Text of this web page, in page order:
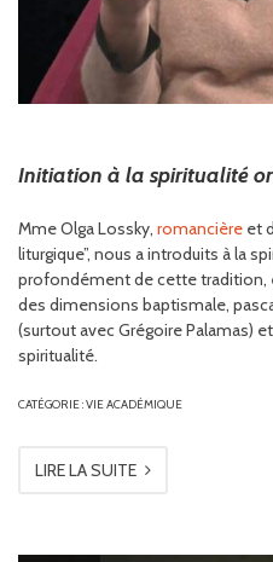
Initiation à la spiritualité
Mme Olga Lossky, romancière et
liturgique”, nous a introduits à la
profondément de cette tradition,
des dimensions baptismale,
(surtout avec Grégoire Palamas)
spiritualité.
CATÉGORIE :VIE ACADÉMIQUE
LIRE LA SUITE